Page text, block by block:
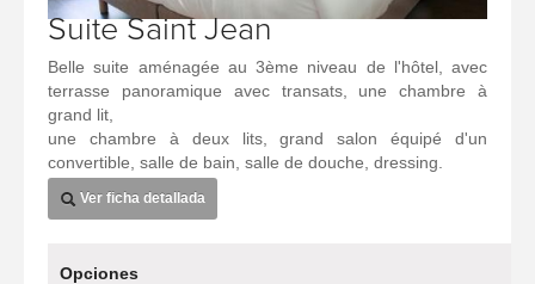
Suite Saint Jean
Belle suite aménagée au 3ème niveau de l'hôtel, avec
terrasse panoramique avec transats, une chambre à
grand lit,
une chambre à deux lits, grand salon équipé d'un
convertible, salle de bain, salle de douche, dressing.
Ver ficha detallada
Opciones